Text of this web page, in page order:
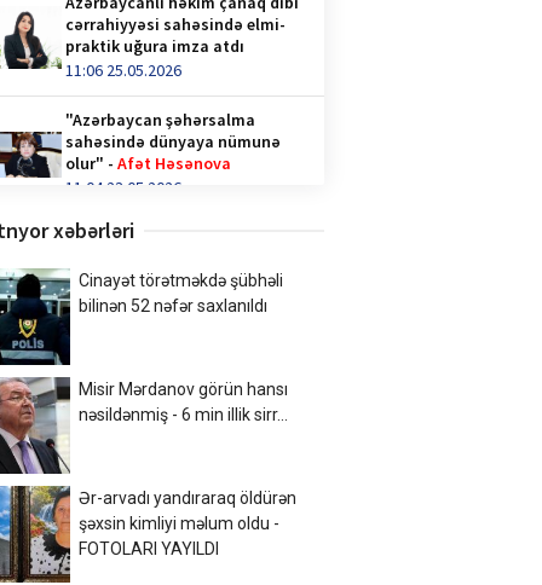
cərrahiyyəsi sahəsində elmi-
praktik uğura imza atdı
11:06 25.05.2026
"Azərbaycan şəhərsalma
sahəsində dünyaya nümunə
olur" -Afət Həsənova
11:04 23.05.2026
Qəhvə içənlər diqqət —
video/
14:36 28.04.2026
Azərbaycandan 1000-ə yaxın
şagird qatılıb
10:02 20.04.2026
Xalq şairi Sabir Rüstəmxanlı
“Turan bilgəsi” mükafatına
layiq görüldü
17:02 08.04.2026
xəbərləri
Cinayət törətməkdə şübhəli
bilinən 52 nəfər saxlanıldı
Misir Mərdanov görün hansı
nəsildənmiş - 6 min illik sirr...
Ər-arvadı yandıraraq öldürən
şəxsin kimliyi məlum oldu -
FOTOLARI YAYILDI